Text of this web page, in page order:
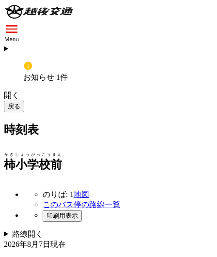
お知らせ 1件
開く
戻る
時刻表
柿小学校前
かぎしょうがっこうまえ
のりば: 1地図
このバス停の路線一覧
印刷用表示
路線開く
2026年8月7日 現在